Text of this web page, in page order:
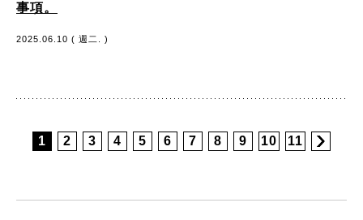
事項。
2025.06.10 ( 週二. )
1 2 3 4 5 6 7 8 9 10 11